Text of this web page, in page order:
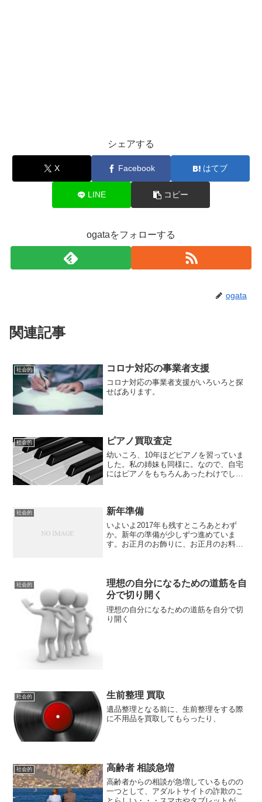
シェアする
X Facebook はてブ
LINE コピー
ogataをフォローする
ogata
関連記事
社会的 コロナ対応の事業者支援
コロナ対応の事業者支援がいろいろと探
せばあります。
社会的 ピアノ買取査定
幼いころ、10年ほどピアノを習っていま
した。私の姉妹も同様に。なので、自宅
にはピアノをもちろんあったわけでし
ピアノの手入れをして調律...
社会的 新年準備
いよいよ2017年も残すところあとわず
か。新年の準備が少しずつ進めていま
す。お正月のお飾りに、お正月のお料
のにねー。 (adsbyg...
社会的
理想の自分になるための道筋を自
分で切り開く
理想の自分になるための道筋を自分で切
り開く
社会的 生前整理 買取
遺品整理となる前に、生前整理をする際
に不用品を買取してもらったり、
社会的 高齢者 相談急増
高齢者からの相談が急増しているものの
一つとして、アダルトサイトの詐欺のこ